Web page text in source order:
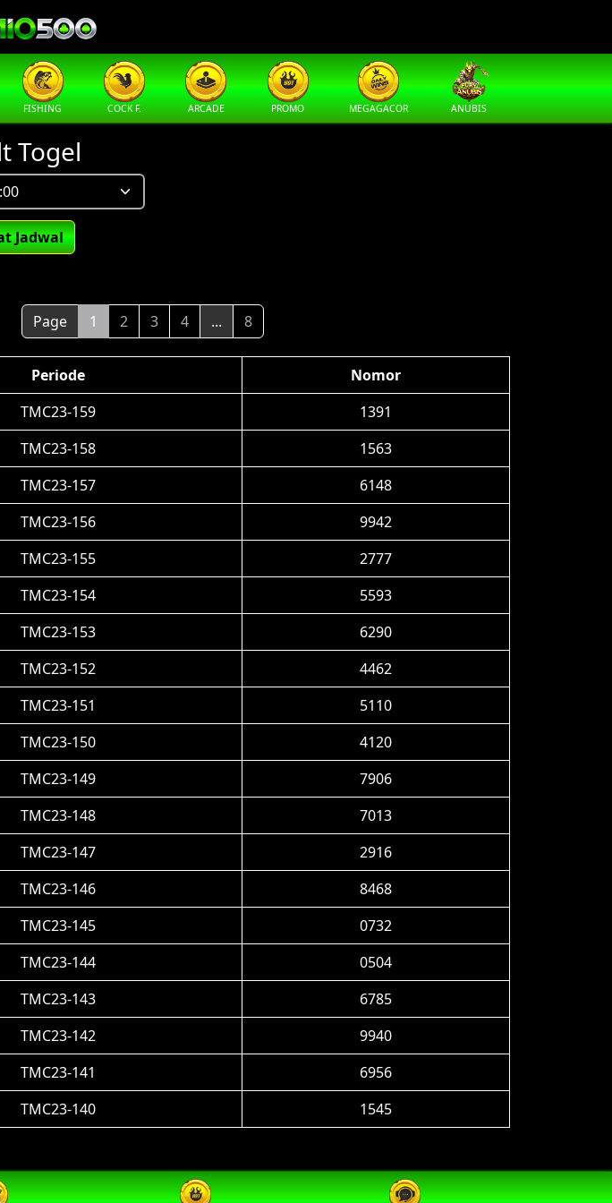
FISHING COCK F. ARCADE PROMO MEGAGACOR ANUBIS
Togel
Jadwal
Page 1 2 3 4 ... 8
Periode
Nomor
TMC23-159
1391
TMC23-158
1563
TMC23-157
6148
TMC23-156
9942
TMC23-155
2777
TMC23-154
5593
TMC23-153
6290
TMC23-152
4462
TMC23-151
5110
TMC23-150
4120
TMC23-149
7906
TMC23-148
7013
TMC23-147
2916
TMC23-146
8468
TMC23-145
0732
TMC23-144
0504
TMC23-143
6785
TMC23-142
9940
TMC23-141
6956
TMC23-140 1545